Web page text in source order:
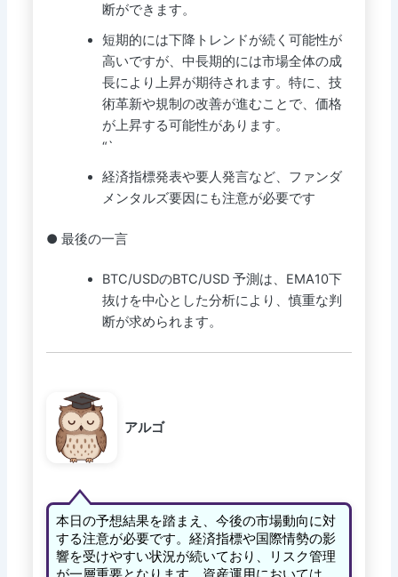
断ができます。
短期的には下降トレンドが続く可能性が
高いですが、中長期的には市場全体の成
長により上昇が期待されます。特に、技
術革新や規制の改善が進むことで、価格
が上昇する可能性があります。
“`
経済指標発表や要人発言など、ファンダ
メンタルズ要因にも注意が必要です
● 最後の一言
BTC/USDのBTC/USD 予測は、EMA10下
抜けを中心とした分析により、慎重な判
断が求められます。
アルゴ
本日の予想結果を踏まえ、今後の市場動向に対
する注意が必要です。経済指標や国際情勢の影
響を受けやすい状況が続いており、リスク管理